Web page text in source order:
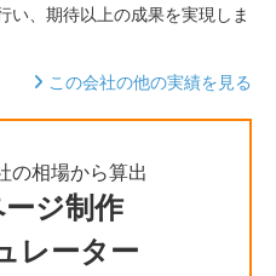
い、期待以上の成果を実現しま
この会社の他の実績を見る
の相場から算出
ジ制作
レーター